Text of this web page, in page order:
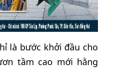
là bước khởi đầu cho
tầm cao mới hằng